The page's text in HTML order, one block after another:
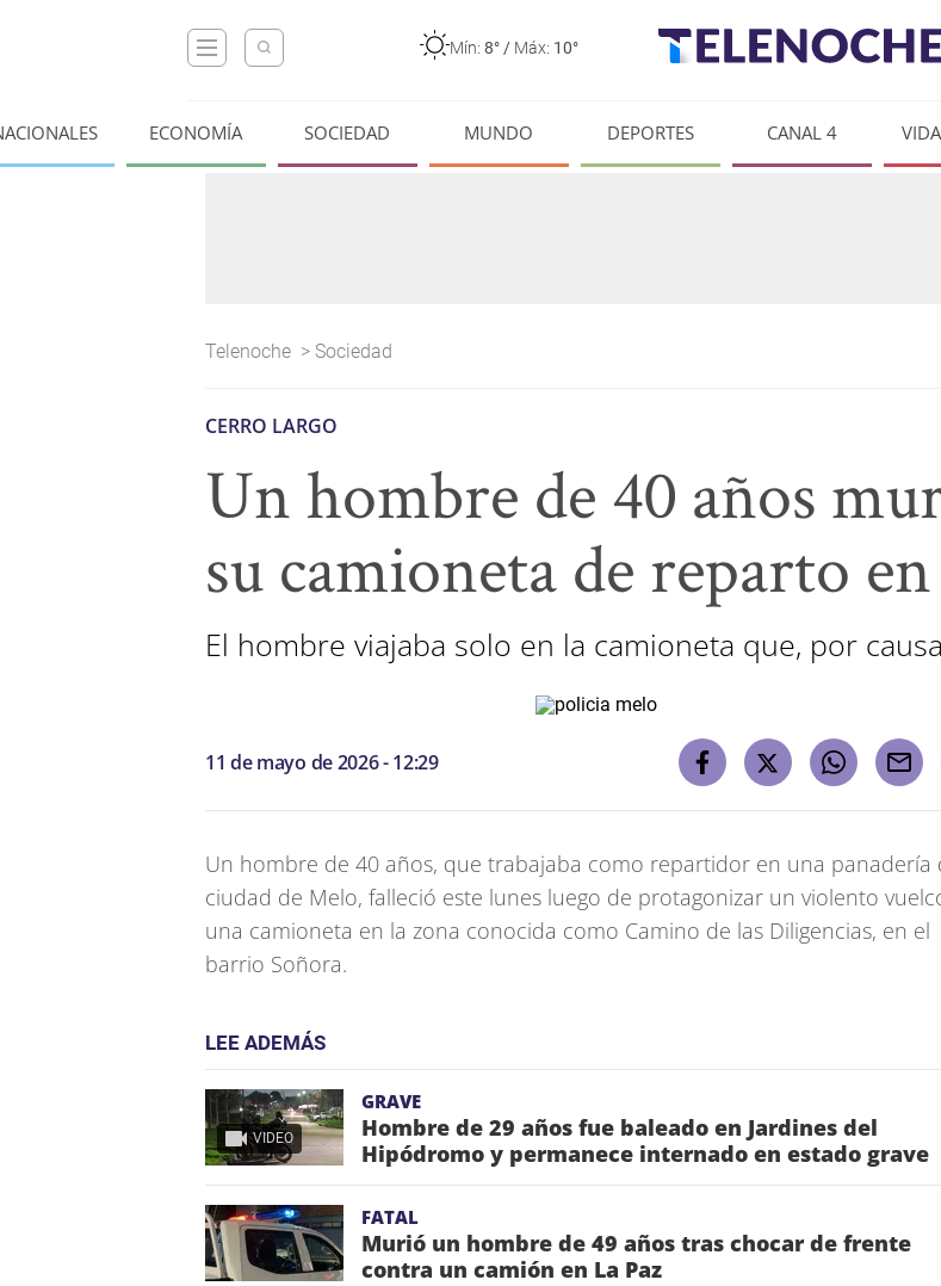
Mín: 8° / Máx: 10°
ECONOMÍA SOCIEDAD MUNDO DEPORTES CANAL 4
Telenoche > Sociedad
CERRO LARGO
Un hombre de 40 años
su camioneta de reparto
El hombre viajaba solo en la camioneta que, por
11 de mayo de 2026 - 12:29
Un hombre de 40 años, que trabajaba como repartidor en una panadería
ciudad de Melo, falleció este lunes luego de protagonizar un violento
una camioneta en la zona conocida como Camino de las Diligencias, en el
barrio Soñora.
LEE ADEMÁS
VIDEO
GRAVE
Hombre de 29 años fue baleado en Jardines del
Hipódromo y permanece internado en estado grave
FATAL
Murió un hombre de 49 años tras chocar de frente
contra un camión en La Paz